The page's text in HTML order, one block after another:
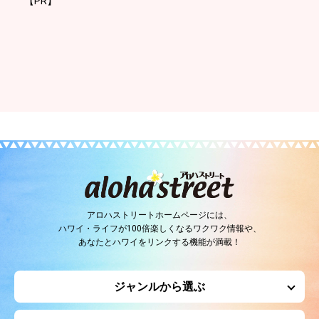
アロハストリートホームページには、
ハワイ・ライフが100倍楽しくなるワクワク情報や、
あなたとハワイをリンクする機能が満載！
ジャンルから選ぶ